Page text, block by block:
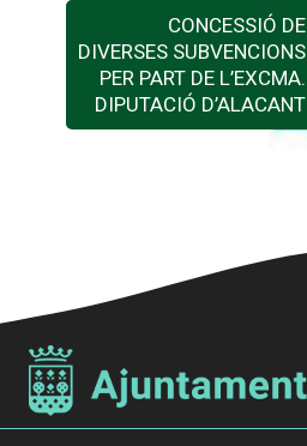
CONCESSIÓ DE
DIVERSES SUBVENCIONS
PER PART DE L’EXCMA.
DIPUTACIÓ D’ALACANT